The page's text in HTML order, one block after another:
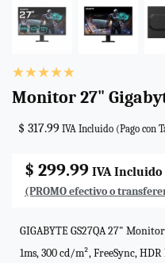
Monitor 27"
$ 317.99 IVA Incluido (Pago con
$ 299.99 IVA Incluido
(PROMO efectivo o
GIGABYTE GS27QA 27"
1ms, 300 cd/m², FreeSync,